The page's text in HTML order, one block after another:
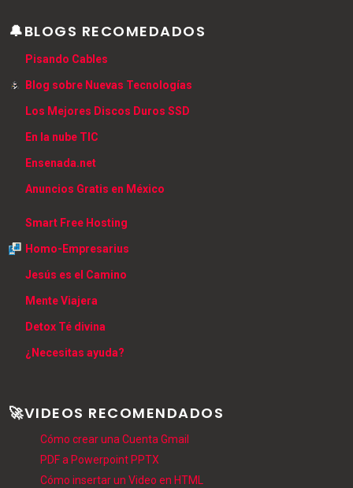
🔔BLOGS RECOMEDADOS
Pisando Cables
Blog sobre Nuevas Tecnologías
Los Mejores Discos Duros SSD
En la nube TIC
Ensenada.net
Anuncios Gratis en México
Smart Free Hosting
Homo-Empresarius
Jesús es el Camino
Mente Viajera
Detox Té divina
¿Necesitas ayuda?
🚀VIDEOS RECOMENDADOS
Cómo crear una Cuenta Gmail
PDF a Powerpoint PPTX
Cómo insertar un Video en HTML